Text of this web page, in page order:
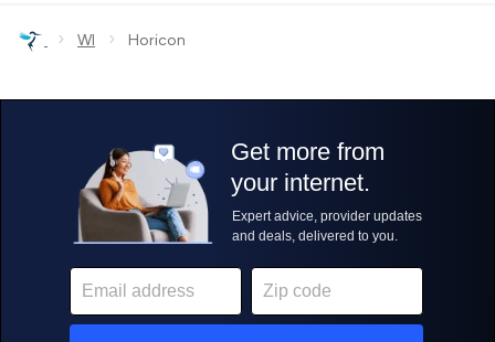
› WI › Horicon